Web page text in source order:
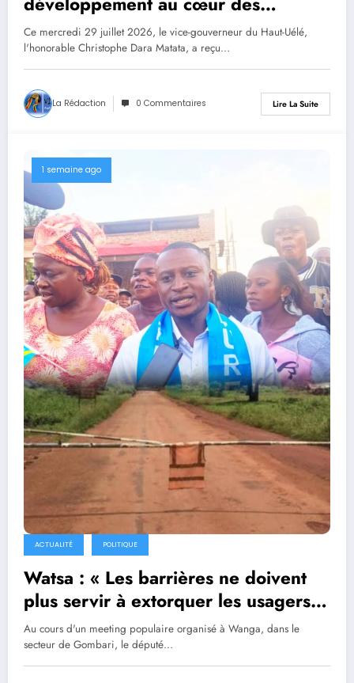
échanges entre le vice-gouverneur
Christophe Dara Matata et les chefs
des secteurs de Gombari et de
Mangbutu
Ce mercredi 29 juillet 2026, le vice-gouverneur du Haut-Uélé,
l'honorable Christophe Dara Matata, a reçu…
La Rédaction 0 Commentaires Lire La Suite
1 semaine ago
ACTUALITÉ POLITIQUE
Watsa : « Les barrières ne doivent
plus servir à extorquer les usagers
», prévient le député provincial Me
Ombeni KAVUNGA Placide face aux
tracasseries routières
Au cours d'un meeting populaire organisé à Wanga, dans le
secteur de Gombari, le député…